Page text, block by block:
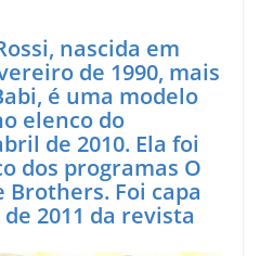
nascida em
de 1990, mais
é uma modelo
elenco do
de 2010. Ela foi
dos programas O
Foi capa
2011 da revista